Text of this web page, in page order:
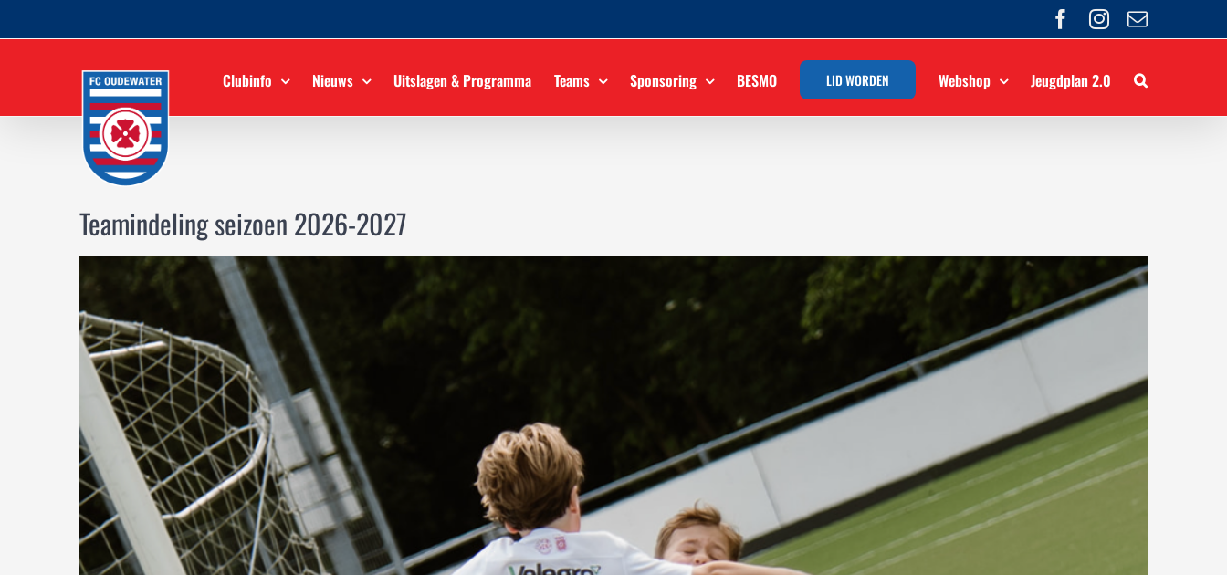
naar
Facebook
Instagram
E-
mail
Clubinfo Nieuws Uitslagen & Programma Teams Sponsoring BESMO LID WORDEN Webshop Jeugdplan 2.0
Teamindeling seizoen 2026-2027
afbeelding